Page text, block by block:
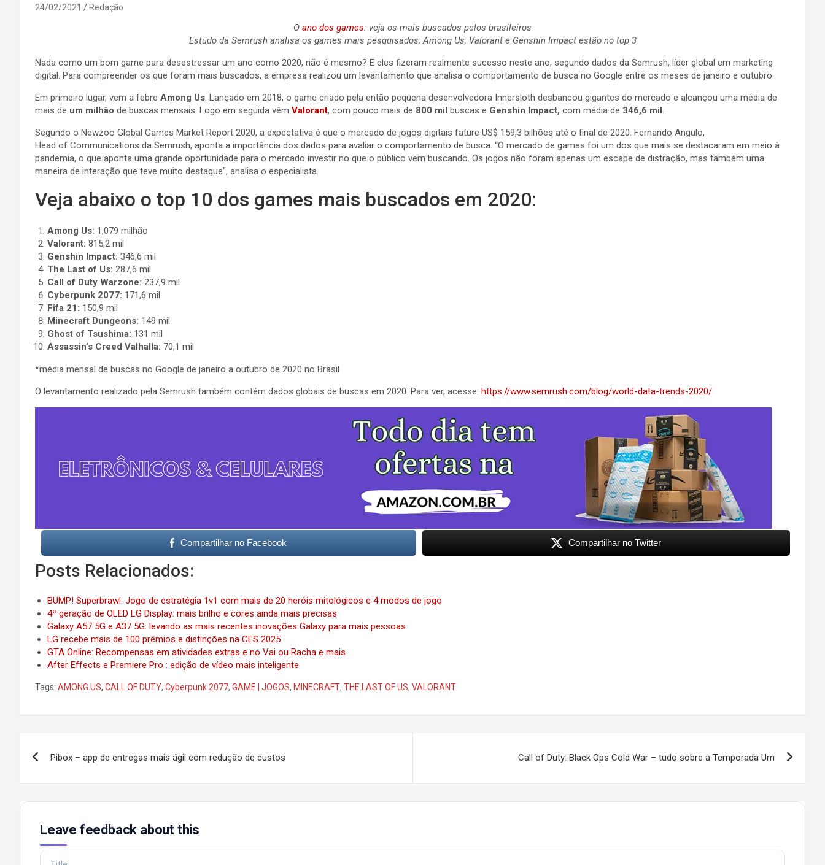
24/02/2021 Redação
O ano dos games: veja os mais buscados pelos brasileiros
Estudo da Semrush analisa os games mais pesquisados; Among Us, Valorant e Genshin Impact estão no top 3
Nada como um bom game para desestressar um ano como 2020, não é mesmo? E eles fizeram realmente sucesso neste ano, segundo dados da Semrush, líder global em marketing
digital. Para compreender os que foram mais buscados, a empresa realizou um levantamento que analisa o comportamento de busca no Google entre os meses de janeiro e outubro.
Em primeiro lugar, vem a febre Among Us. Lançado em 2018, o game criado pela então pequena desenvolvedora Innersloth desbancou gigantes do mercado e alcançou uma média de
mais de um milhão de buscas mensais. Logo em seguida vêm Valorant, com pouco mais de 800 mil buscas e Genshin Impact, com média de 346,6 mil.
Segundo o Newzoo Global Games Market Report 2020, a expectativa é que o mercado de jogos digitais fature US$ 159,3 bilhões até o final de 2020. Fernando Angulo,
Head of Communications da Semrush, aponta a importância dos dados para avaliar o comportamento de busca. “O mercado de games foi um dos que mais se destacaram em meio à
pandemia, o que aponta uma grande oportunidade para o mercado investir no que o público vem buscando. Os jogos não foram apenas um escape de distração, mas também uma
maneira de interação que teve muito destaque”, analisa o especialista.
Veja abaixo o top 10 dos games mais buscados em 2020:
Among Us: 1,079 milhão
Valorant: 815,2 mil
Genshin Impact: 346,6 mil
The Last of Us: 287,6 mil
Call of Duty Warzone: 237,9 mil
Cyberpunk 2077: 171,6 mil
Fifa 21: 150,9 mil
Minecraft Dungeons: 149 mil
Ghost of Tsushima: 131 mil
Assassin’s Creed Valhalla: 70,1 mil
*média mensal de buscas no Google de janeiro a outubro de 2020 no Brasil
O levantamento realizado pela Semrush também contém dados globais de buscas em 2020. Para ver, acesse: https://www.semrush.com/blog/world-data-trends-2020/
Compartilhar no Facebook Compartilhar no Twitter
Posts Relacionados:
BUMP! Superbrawl: Jogo de estratégia 1v1 com mais de 20 heróis mitológicos e 4 modos de jogo
4ª geração de OLED LG Display: mais brilho e cores ainda mais precisas
Galaxy A57 5G e A37 5G: levando as mais recentes inovações Galaxy para mais pessoas
LG recebe mais de 100 prêmios e distinções na CES 2025
GTA Online: Recompensas em atividades extras e no Vai ou Racha e mais
After Effects e Premiere Pro : edição de vídeo mais inteligente
Tags: AMONG US, CALL OF DUTY, Cyberpunk 2077, GAME | JOGOS, MINECRAFT, THE LAST OF US, VALORANT
navigation
Pibox – app de entregas mais ágil com redução de custos Call of Duty: Black Ops Cold War – tudo sobre a Temporada Um
Leave feedback about this